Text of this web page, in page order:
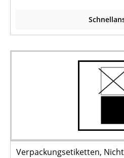
Verpackungsetiketten,